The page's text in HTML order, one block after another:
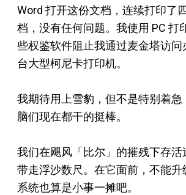
Word 打开这份文档，连续打印了
档，没有任何问题。我使用 PC 打
些权鉴软件阻止我通过麦金塔访问
台大型柯尼卡打印机。
我期待用上雪豹，但不是特别着急
脑们现在都干的挺棒。
我们在飓风「比尔」的摧残下存活
带走浮沙数尺。在它面前，不能升
系统也算是小事一摊吧。